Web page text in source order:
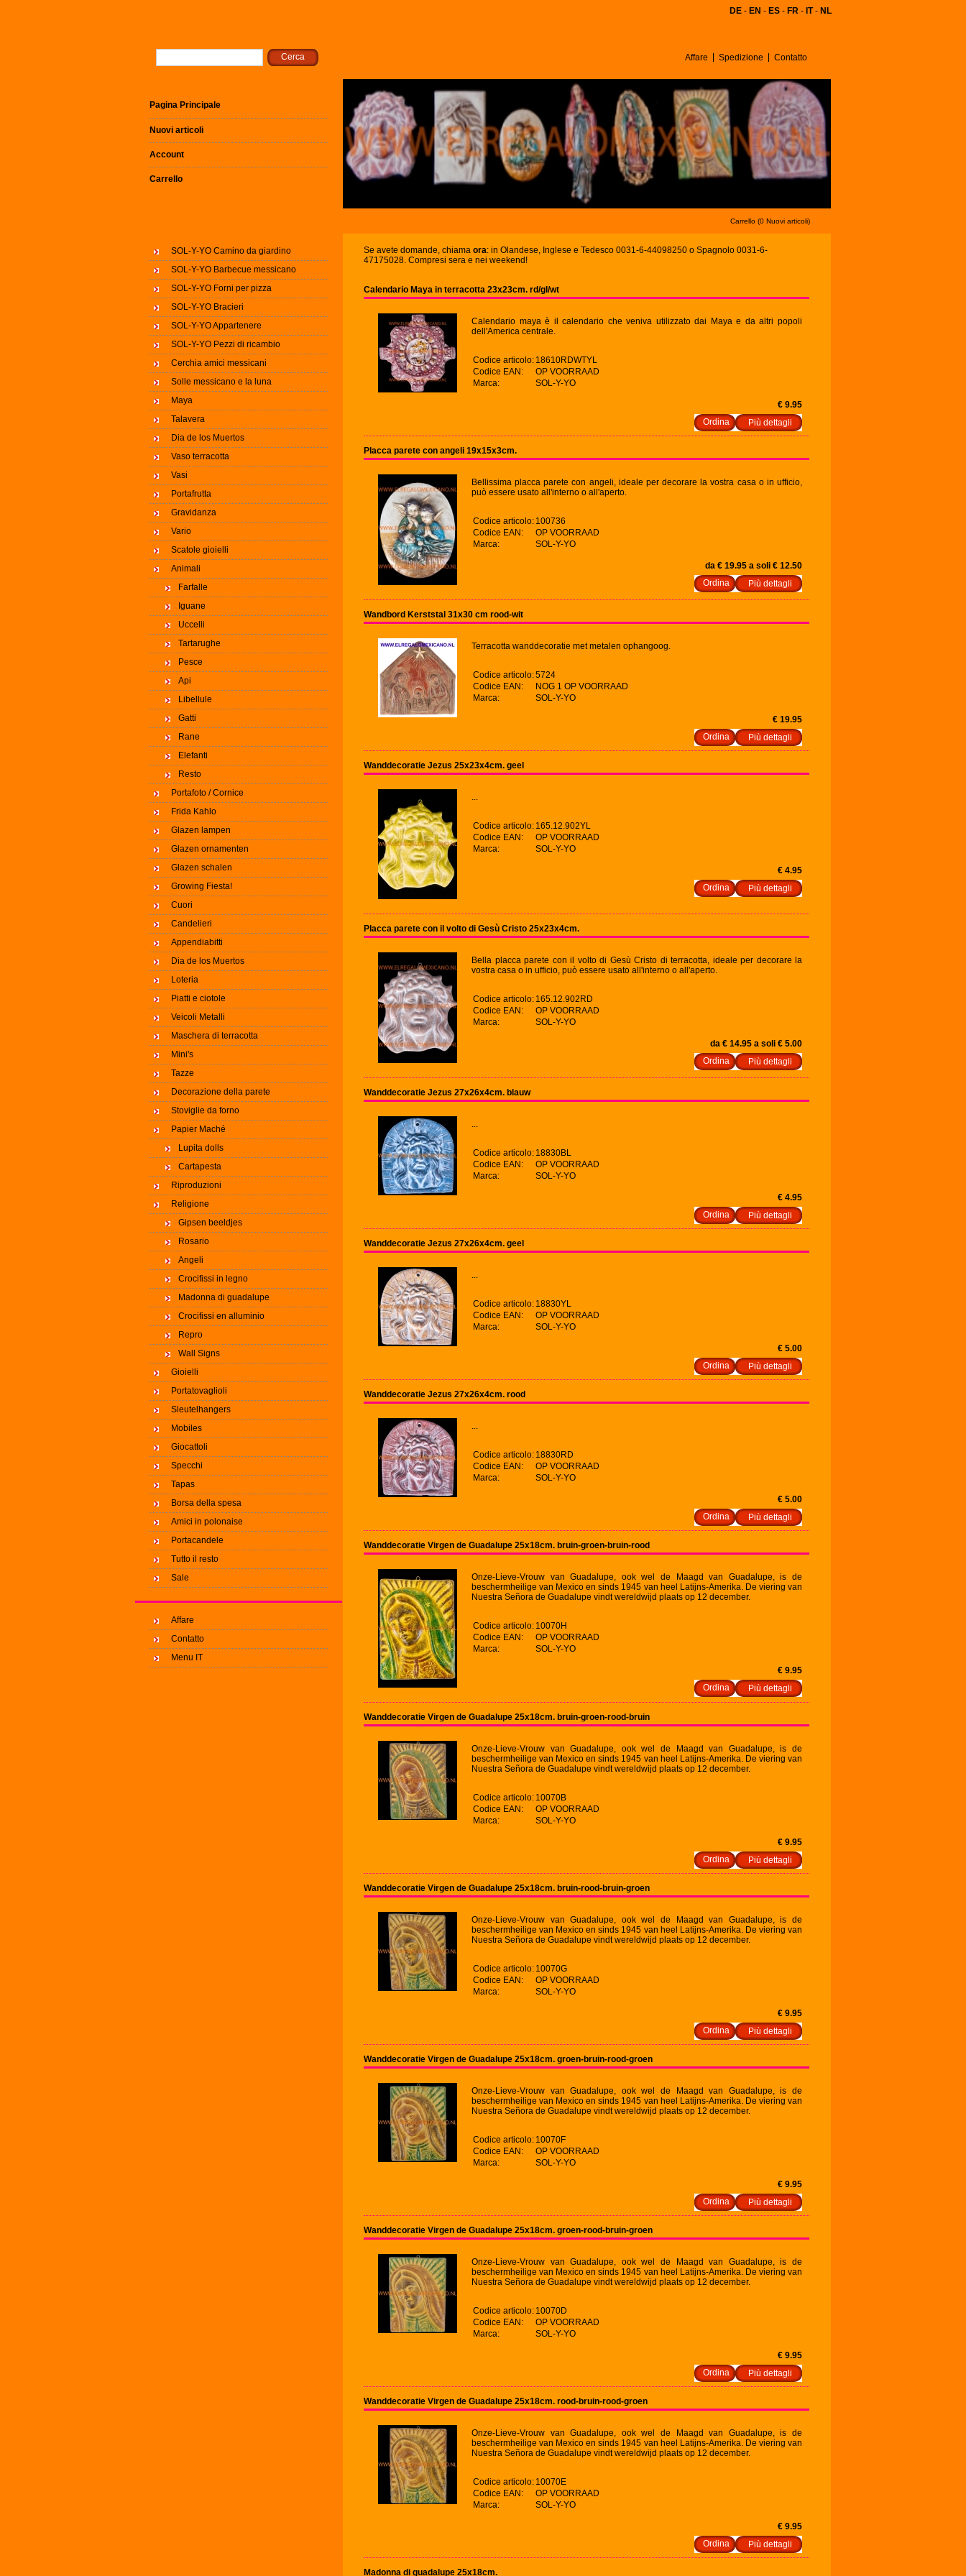
DE - EN - ES - FR - IT- NL
Affare Spedizione Contatto
Pagina Principale
Nuovi articoli
Account
Carrello
Carrello (0 Nuovi articoli)
SOL-Y-YO Camino da giardino
SOL-Y-YO Barbecue messicano
SOL-Y-YO Forni per pizza
SOL-Y-YO Bracieri
SOL-Y-YO Appartenere
SOL-Y-YO Pezzi di ricambio
Cerchia amici messicani
Solle messicano e la luna
Maya
Talavera
Dia de los Muertos
Vaso terracotta
Vasi
Portafrutta
Gravidanza
Vario
Scatole gioielli
Animali
Farfalle
Iguane
Uccelli
Tartarughe
Pesce
Api
Libellule
Gatti
Rane
Elefanti
Resto
Portafoto / Cornice
Frida Kahlo
Glazen lampen
Glazen ornamenten
Glazen schalen
Growing Fiesta!
Cuori
Candelieri
Appendiabitti
Dia de los Muertos
Loteria
Piatti e ciotole
Veicoli Metalli
Maschera di terracotta
Mini's
Tazze
Decorazione della parete
Stoviglie da forno
Papier Maché
Lupita dolls
Cartapesta
Riproduzioni
Religione
Gipsen beeldjes
Rosario
Angeli
Crocifissi in legno
Madonna di guadalupe
Crocifissi en alluminio
Repro
Wall Signs
Gioielli
Portatovaglioli
Sleutelhangers
Mobiles
Giocattoli
Specchi
Tapas
Borsa della spesa
Amici in polonaise
Portacandele
Tutto il resto
Sale
Affare
Contatto
Menu IT
Se avete domande, chiama ora: in Olandese, Inglese e Tedesco 0031-6-44098250 o Spagnolo 0031-6-
47175028. Compresi sera e nei weekend!
Calendario Maya in terracotta 23x23cm. rd/gl/wt
Calendario maya è il calendario che veniva utilizzato dai Maya e da altri popoli
dell'America centrale.
Codice articolo: 18610RDWTYL
Codice EAN:
OP VOORRAAD
Marca:
SOL-Y-YO
€ 9.95
Più dettagli
Placca parete con angeli 19x15x3cm.
Bellissima placca parete con angeli, ideale per decorare la vostra casa o in ufficio,
può essere usato all'interno o all'aperto.
Codice articolo: 100736
Codice EAN:
OP VOORRAAD
Marca:
SOL-Y-YO
da € 19.95 a soli € 12.50
Più dettagli
Wandbord Kerststal 31x30 cm rood-wit
Terracotta wanddecoratie met metalen ophangoog.
Codice articolo:5724
Codice EAN:
NOG 1 OP VOORRAAD
Marca:
SOL-Y-YO
€ 19.95
Più dettagli
Wanddecoratie Jezus 25x23x4cm. geel
...
Codice articolo: 165.12.902YL
Codice EAN:
OP VOORRAAD
Marca:
SOL-Y-YO
€ 4.95
Più dettagli
Placca parete con il volto di Gesù Cristo 25x23x4cm.
Bella placca parete con il volto di Gesù Cristo di terracotta, ideale per decorare la
vostra casa o in ufficio, può essere usato all'interno o all'aperto.
Codice articolo: 165.12.902RD
Codice EAN:
OP VOORRAAD
Marca:
SOL-Y-YO
da € 14.95 a soli € 5.00
Più dettagli
Wanddecoratie Jezus 27x26x4cm. blauw
...
Codice articolo: 18830BL
Codice EAN:
OP VOORRAAD
Marca:
SOL-Y-YO
€ 4.95
Più dettagli
Wanddecoratie Jezus 27x26x4cm. geel
...
Codice articolo: 18830YL
Codice EAN:
OP VOORRAAD
Marca:
SOL-Y-YO
€ 5.00
Più dettagli
Wanddecoratie Jezus 27x26x4cm. rood
...
Codice articolo: 18830RD
Codice EAN:
OP VOORRAAD
Marca:
SOL-Y-YO
€ 5.00
Più dettagli
Wanddecoratie Virgen de Guadalupe 25x18cm. bruin-groen-bruin-rood
Onze-Lieve-Vrouw van Guadalupe, ook wel de Maagd van Guadalupe, is de
beschermheilige van Mexico en sinds 1945 van heel Latijns-Amerika. De viering van
Nuestra Señora de Guadalupe vindt wereldwijd plaats op 12 december.
Codice articolo: 10070H
Codice EAN:
OP VOORRAAD
Marca:
SOL-Y-YO
€ 9.95
Più dettagli
Wanddecoratie Virgen de Guadalupe 25x18cm. bruin-groen-rood-bruin
Onze-Lieve-Vrouw van Guadalupe, ook wel de Maagd van Guadalupe, is de
beschermheilige van Mexico en sinds 1945 van heel Latijns-Amerika. De viering van
Nuestra Señora de Guadalupe vindt wereldwijd plaats op 12 december.
Codice articolo: 10070B
Codice EAN:
OP VOORRAAD
Marca:
SOL-Y-YO
€ 9.95
Più dettagli
Wanddecoratie Virgen de Guadalupe 25x18cm. bruin-rood-bruin-groen
Onze-Lieve-Vrouw van Guadalupe, ook wel de Maagd van Guadalupe, is de
beschermheilige van Mexico en sinds 1945 van heel Latijns-Amerika. De viering van
Nuestra Señora de Guadalupe vindt wereldwijd plaats op 12 december.
Codice articolo: 10070G
Codice EAN:
OP VOORRAAD
Marca:
SOL-Y-YO
€ 9.95
Più dettagli
Wanddecoratie Virgen de Guadalupe 25x18cm. groen-bruin-rood-groen
Onze-Lieve-Vrouw van Guadalupe, ook wel de Maagd van Guadalupe, is de
beschermheilige van Mexico en sinds 1945 van heel Latijns-Amerika. De viering van
Nuestra Señora de Guadalupe vindt wereldwijd plaats op 12 december.
Codice articolo: 10070F
Codice EAN:
OP VOORRAAD
Marca:
SOL-Y-YO
€ 9.95
Più dettagli
Wanddecoratie Virgen de Guadalupe 25x18cm. groen-rood-bruin-groen
Onze-Lieve-Vrouw van Guadalupe, ook wel de Maagd van Guadalupe, is de
beschermheilige van Mexico en sinds 1945 van heel Latijns-Amerika. De viering van
Nuestra Señora de Guadalupe vindt wereldwijd plaats op 12 december.
Codice articolo: 10070D
Codice EAN:
OP VOORRAAD
Marca:
SOL-Y-YO
€ 9.95
Più dettagli
Wanddecoratie Virgen de Guadalupe 25x18cm. rood-bruin-rood-groen
Onze-Lieve-Vrouw van Guadalupe, ook wel de Maagd van Guadalupe, is de
beschermheilige van Mexico en sinds 1945 van heel Latijns-Amerika. De viering van
Nuestra Señora de Guadalupe vindt wereldwijd plaats op 12 december.
Codice articolo: 10070E
Codice EAN:
OP VOORRAAD
Marca:
SOL-Y-YO
€ 9.95
Più dettagli
Madonna di guadalupe 25x18cm.